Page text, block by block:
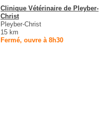
Clinique Vétérinaire de Pleyber-
Christ
Pleyber-Christ
15 km
Fermé, ouvre à 8h30